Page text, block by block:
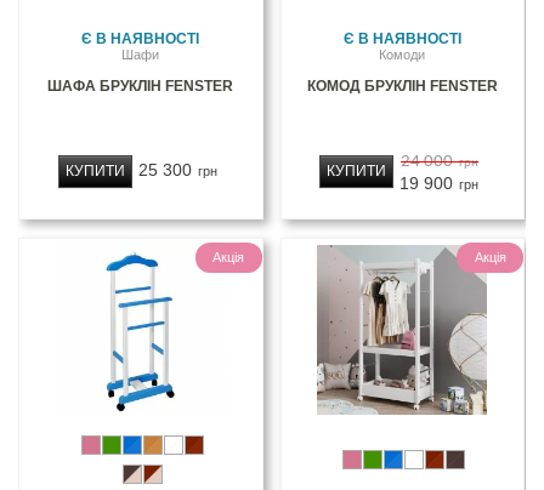
Є В НАЯВНОСТІ
Шафи
ШАФА БРУКЛІН FENSTER
25 300 грн
КУПИТИ
Є В НАЯВНОСТІ
Комоди
КОМОД БРУКЛІН FENSTER
24 000 грн
19 900 грн
КУПИТИ
Акція Акція